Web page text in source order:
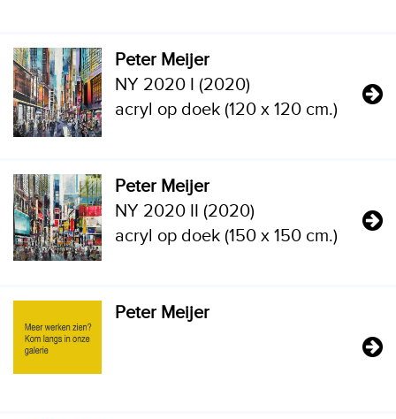
Peter Meijer
NY 2020 I (2020)
acryl op doek (120 x 120 cm.)
Peter Meijer
NY 2020 II (2020)
acryl op doek (150 x 150 cm.)
Peter Meijer